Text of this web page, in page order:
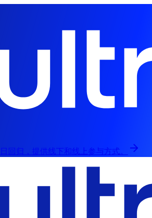
回归，提供线下和线上参与方式。